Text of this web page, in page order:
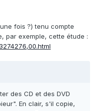
fois ?) tenu compte
par exemple, cette étude :
des CD et des DVD
En clair, s'il copie,